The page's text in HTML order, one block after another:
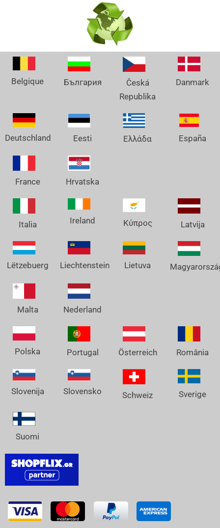
Belgique България
Česká
Republika
Danmark
Deutschland Eesti Ελλάδα España
France Hrvatska
Italia Ireland Κύπρος Latvija
Lëtzebuerg Liechtenstein Lietuva
Malta Nederland
Polska Portugal Österreich România
Slovenija Slovensko Schweiz Sverige
Suomi